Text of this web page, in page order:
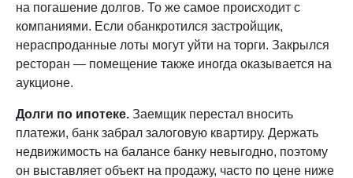
на погашение долгов. То же самое происходит с
компаниями. Если обанкротился застройщик,
нераспроданные лоты могут уйти на торги. Закрылся
ресторан — помещение также иногда оказывается на
аукционе.
Долги по ипотеке. Заемщик перестал вносить
платежи, банк забрал залоговую квартиру. Держать
недвижимость на балансе банку невыгодно, поэтому
он выставляет объект на продажу, часто по цене ниже